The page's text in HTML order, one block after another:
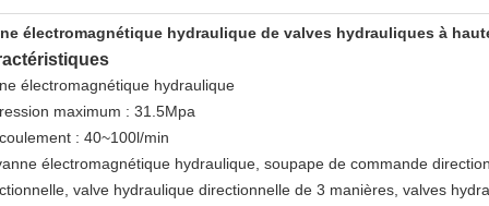
électromagnétique hydraulique de valves hydrauliques à
électromagnétique hydraulique
maximum : 31.5Mpa
: 40~100l/min
électromagnétique hydraulique, soupape de commande
valve hydraulique directionnelle de 3 manières, valves